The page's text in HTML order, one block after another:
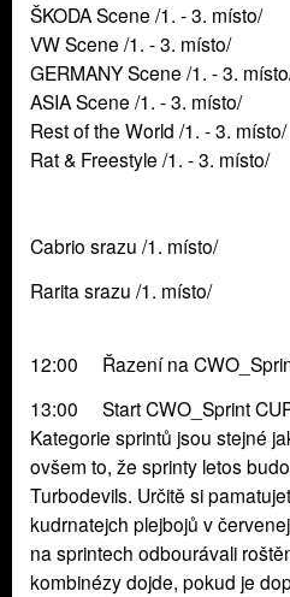
ŠKODA Scene /1. - 3. místo/
VW Scene /1. - 3. místo/
GERMANY Scene /1. - 3.
ASIA Scene /1. - 3. místo/
Rest of the World /1. - 3. místo/
Rat & Freestyle /1. - 3. místo/
Cabrio srazu /1. místo/
Rarita srazu /1. místo/
12:00 Řazení na
13:00 Start CWO_Sprint
Kategorie sprintů jsou stejné
ovšem to, že sprinty letos
Turbodevils. Určitě si
kudrnatejch plejbojů v
na sprintech odbourávali
kombinézy dojde, pokud je